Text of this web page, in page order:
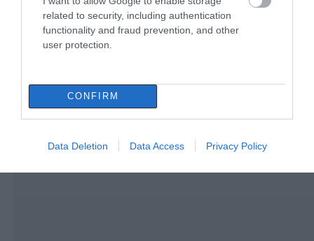
related to security, including authentication
functionality and fraud prevention, and other
user protection.
CONFIRM
Data Deletion Data Access Privacy Policy
εξέδωσε ανακοίνωση για το
βουλευτή Σίμο Κεδίκογλου- Τι
αναφέρει